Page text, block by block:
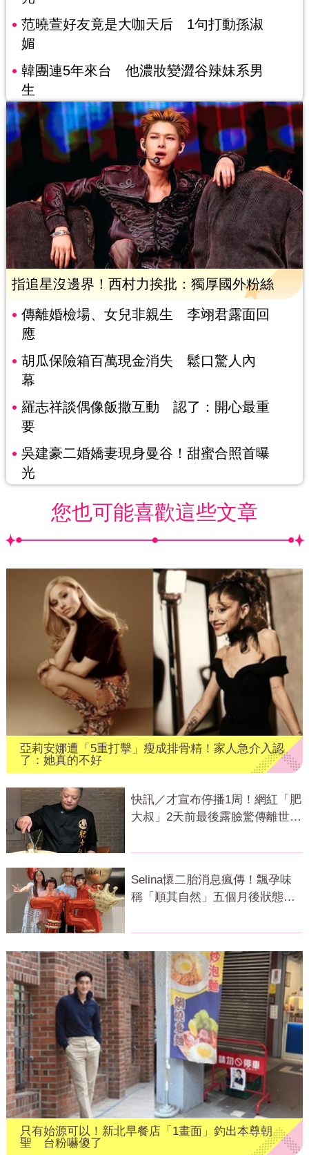
范曉萱好友竟是大咖天后 1句打動孫淑
媚
韓團連5年來台 他濃妝變澀谷辣妹系男
生
指追星沒邊界！西村力挨批：獨厚國外粉絲
傳離婚檢場、女兒非親生 李翊君露面回
應
胡瓜保險箱百萬現金消失 鬆口驚人內
幕
羅志祥談偶像飯撒互動 認了：開心最重
要
吳建豪二婚嬌妻現身曼谷！甜蜜合照首曝
光
您也可能喜歡這些文章
亞莉安娜遭「5重打擊」瘦成排骨精！家人急介入認
了：她真的不好
快訊／才宣布停播1周！網紅「肥
大叔」2天前最後露臉驚傳離世
Selina懷二胎消息瘋傳！飄孕味
稱「順其自然」五個月後狀態曝
只有始源可以！新北早餐店「1畫面」釣出本尊朝
聖 台粉嚇傻了